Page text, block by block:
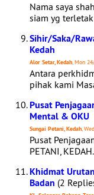
Nama saya
siam yg
Sihir/Saka/
Kedah
Alor Setar, Kedah, Mon
Antara
pihak kami
Pusat
Mental & OKU
Sungai Petani, Kedah,
Pusat
PETANI,
Khidmat
Badan (2